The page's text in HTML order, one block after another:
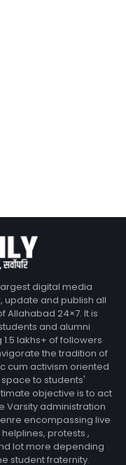
digital media
update and publish all
Allahabad 24×7. It is
and alumni
lakhs+ of followers
the tradition of
cum activism oriented
to students'
objective is to act
Varsity administration
encompassing live
protests ,
lot more depending
student fraternity.